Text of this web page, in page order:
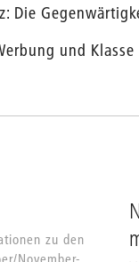
Die
und
zu den
November-